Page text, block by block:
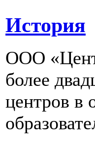
История
ООО
более
центров в